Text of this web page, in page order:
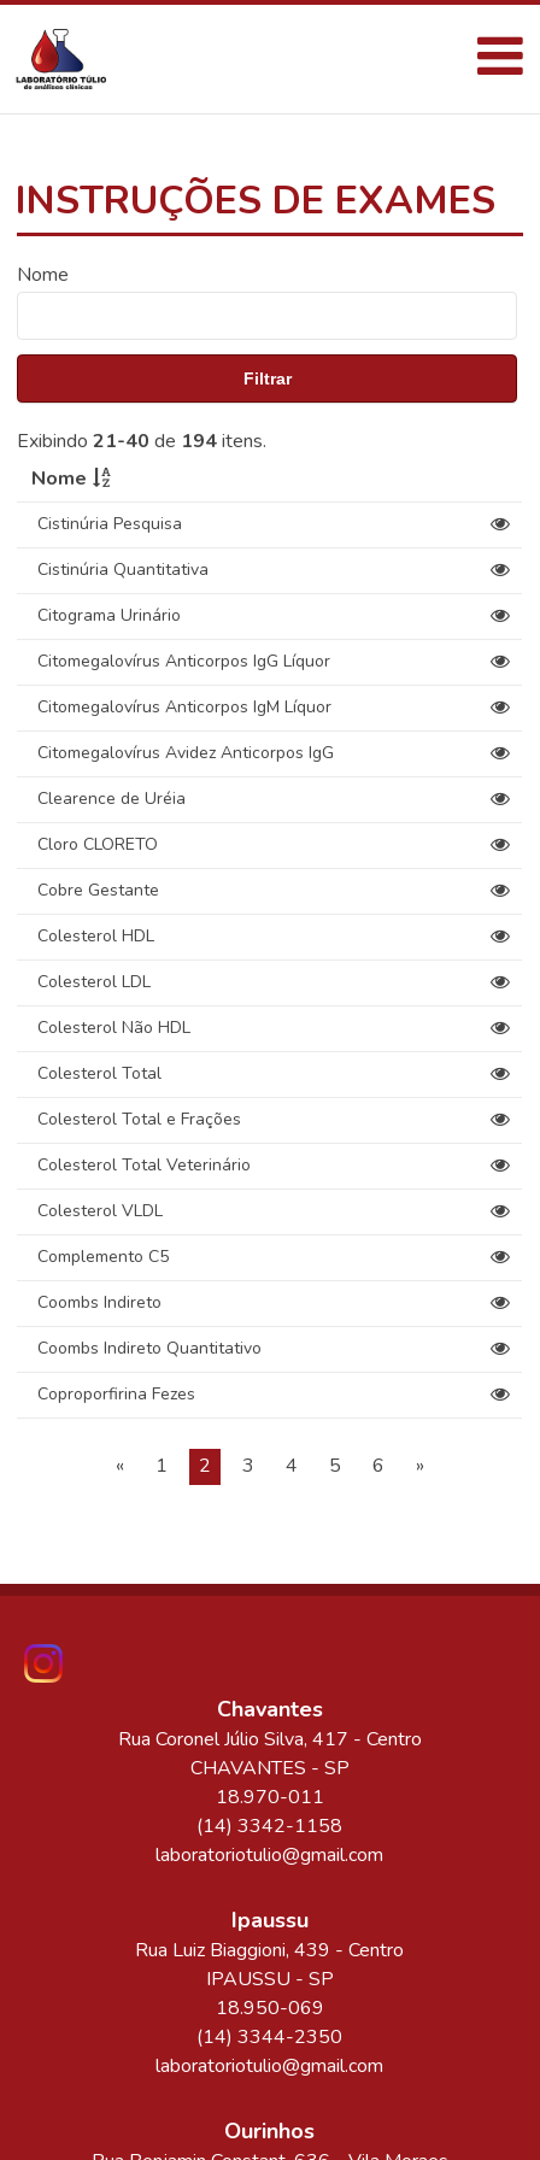
INSTRUÇÕES DE EXAMES
Nome
Filtrar
Exibindo21-40 de 194itens.
Nome
Cistinúria Pesquisa
Cistinúria Quantitativa
Citograma Urinário
Citomegalovírus Anticorpos IgG Líquor
Citomegalovírus Anticorpos IgM Líquor
Citomegalovírus Avidez Anticorpos IgG
Clearence de Uréia
Cloro CLORETO
Cobre Gestante
Colesterol HDL
Colesterol LDL
Colesterol Não HDL
Colesterol Total
Colesterol Total e Frações
Colesterol Total Veterinário
Colesterol VLDL
Complemento C5
Coombs Indireto
Coombs Indireto Quantitativo
Coproporfirina Fezes
« 1 2 3 4 5 6 »
Chavantes
Rua Coronel Júlio Silva, 417 - Centro
CHAVANTES - SP
18.970-011
(14) 3342-1158
laboratoriotulio@gmail.com
Ipaussu
Rua Luiz Biaggioni, 439 - Centro
IPAUSSU - SP
18.950-069
(14) 3344-2350
laboratoriotulio@gmail.com
Ourinhos